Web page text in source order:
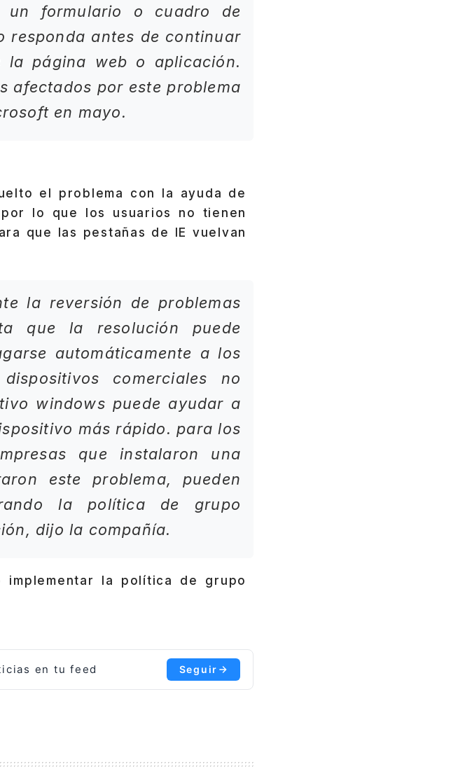
formulario o cuadro de
responda antes de continuar
página web o aplicación.
afectados por este problema
en mayo.
el problema con la ayuda de
lo que los usuarios no tienen
que las pestañas de IE vuelvan
la reversión de problemas
que la resolución puede
automáticamente a los
comerciales no
windows puede ayudar a
más rápido. para los
que instalaron una
este problema, pueden
la política de grupo
dijo la compañía.
implementar la política de grupo
en tu feed Seguir